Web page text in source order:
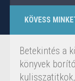
KÖVESS
Betekintés a
könyvek